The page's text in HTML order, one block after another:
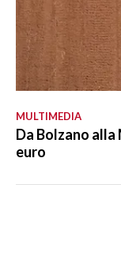
MULTIMEDIA
Da Bolzano alla
euro